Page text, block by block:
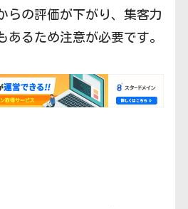
らの評価が下がり、集客力
あるため注意が必要です。